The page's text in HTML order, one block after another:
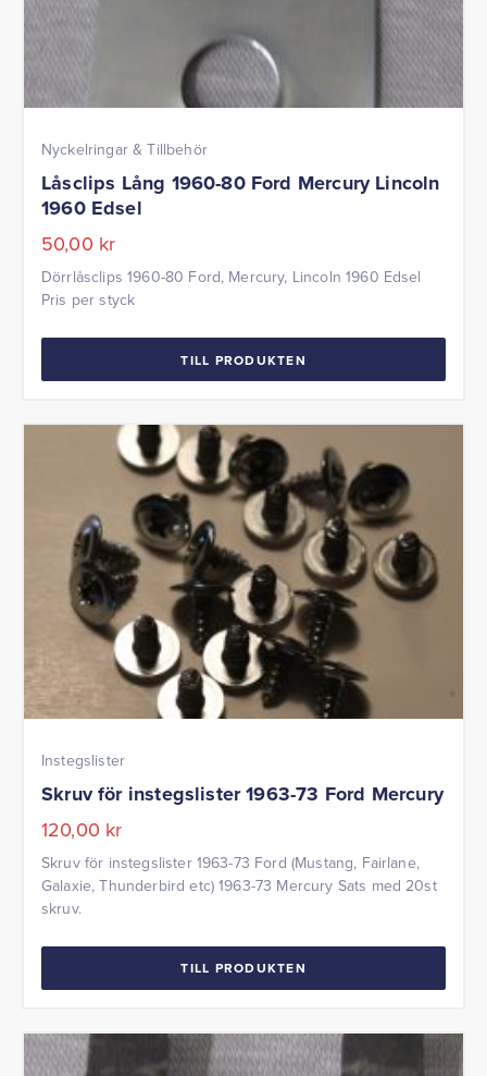
Nyckelringar & Tillbehör
Låsclips Lång 1960-80 Ford Mercury Lincoln
1960 Edsel
50,00 kr
Dörrlåsclips 1960-80 Ford, Mercury, Lincoln 1960 Edsel
Pris per styck
TILL PRODUKTEN
Instegslister
Skruv för instegslister 1963-73 Ford Mercury
120,00 kr
Skruv för instegslister 1963-73 Ford (Mustang, Fairlane,
Galaxie, Thunderbird etc) 1963-73 Mercury Sats med 20st
skruv.
TILL PRODUKTEN